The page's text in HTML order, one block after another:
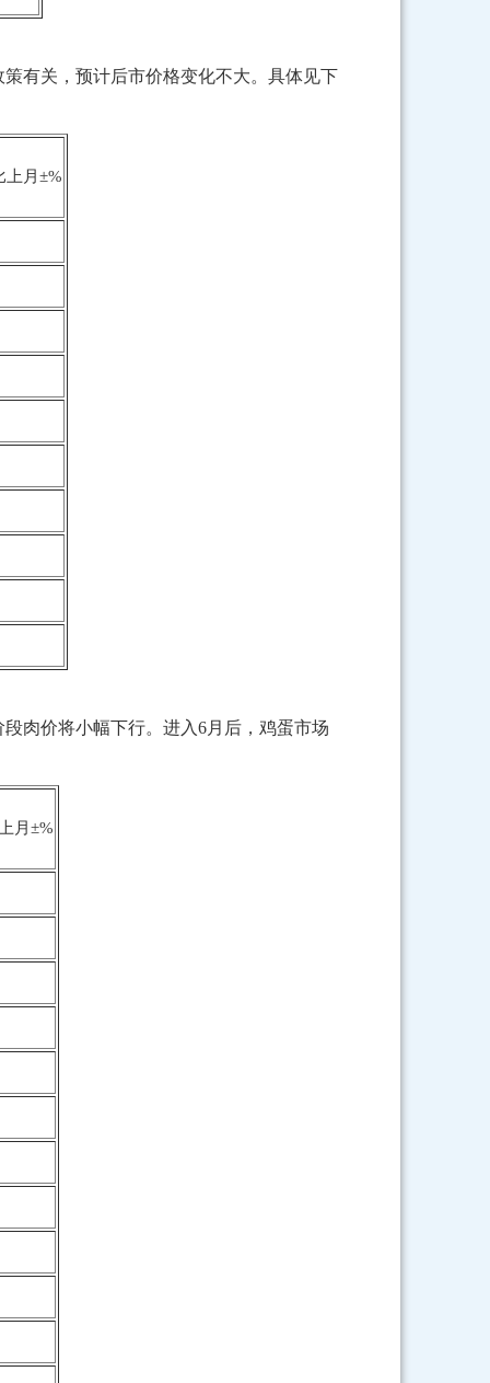
有关，预计后市价格变化不大。具体见下
上月±%
肉价将小幅下行。进入6月后，鸡蛋市场
月±%